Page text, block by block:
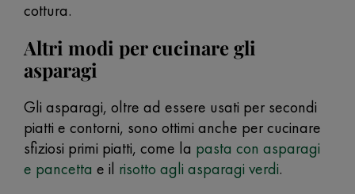
cottura.
Altri modi per cucinare gli
asparagi
Gli asparagi, oltre ad essere usati per secondi
piatti e contorni, sono ottimi anche per cucinare
sfiziosi primi piatti, come la pasta con asparagi
e pancetta e il risotto agli asparagi verdi.